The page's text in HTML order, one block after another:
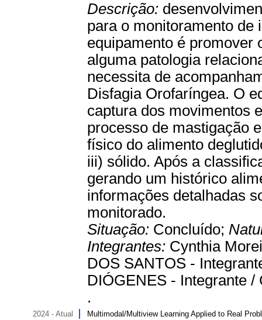
Descrição:
para o monitoramento de
equipamento é promover
alguma patologia
necessita de
Disfagia Orofaríngea. O
captura dos movimentos
processo de mastigação
físico do alimento
iii) sólido. Após a
gerando um histórico
informações detalhadas
monitorado.
Situação: Concluído;
Integrantes: Cynthia
DOS SANTOS -
DIÓGENES - Integrante
.
2024 - Atual Multimodal/Multiview Learning Applied to Real